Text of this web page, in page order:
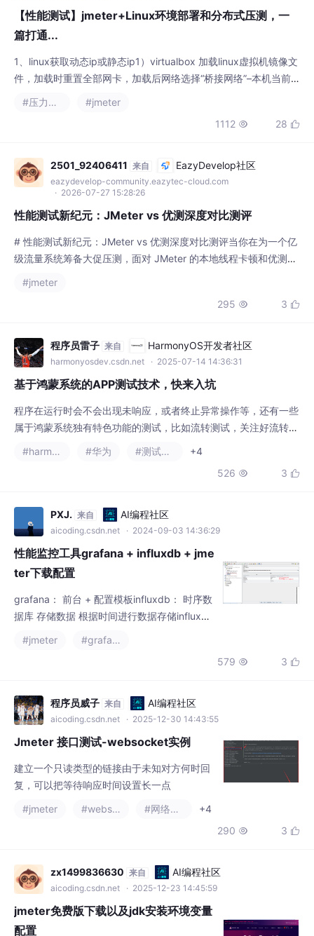
接口、自动化、性能测试等），
【性能测试】jmeter+Linux环境部署和分布式压测，一
篇打通...
1、linux获取动态ip或静态ip1）virtualbox 加载linux虚拟机镜像文
件，加载时重置全部网卡，加载后网络选择“桥接网络”–本机当前
值；3）#将 HWADDR 修改为上步的记录下来的值，BOOTPROT
O=dhcp，自动获取动态ip;4）#删除网络缓存文件；5）#重启网
#jmeter
1112  28 
2501_92406411 来自 EazyDevelop社区
eazydevelop-community.eazytec-cloud.com
· 2026-07-27 15:28:26
性能测试新纪元：JMeter vs 优测深度对比测评
# 性能测试新纪元：JMeter vs 优测深度对比测评当你在为一个亿
级流量系统筹备大促压测，面对 JMeter 的本地线程卡顿和优测的
JMeter 以开源、协议丰富著称，却在高并发与协作上暴露瓶颈；
优测（UTest 腾讯优测）作为云原生性能测试工具，主打百万并发
策四个维度展开对
#jmeter
295  3 
程序员雷子 来自 HarmonyOS开发者社区
harmonyosdev.csdn.net · 2025-07-14 14:36:31
基于鸿蒙系统的APP测试技术，快来入坑
程序在运行时会不会出现未响应，或者终止异常操作等，还有一些
属于鸿蒙系统独有特色功能的测试，比如流转测试，关注好流转交
#华为
+4
526  3 
PXJ. 来自 AI编程社区
aicoding.csdn.net · 2024-09-03 14:36:29
性能监控工具grafana + influxdb + jme
ter下载配置
grafana： 前台 + 配置模板influxdb： 时序数
据库 存储数据 根据时间进行数据存储influxd
fluxd进入influxdb的客户端模式： influxjmete
a的管理平台配置 -----gra
#jmeter
579  3 
程序员威子 来自 AI编程社区
aicoding.csdn.net · 2025-12-30 14:43:55
Jmeter 接口测试-websocket实例
建立一个只读类型的链接由于未知对方何时回
复，可以把等待响应时间设置长一点
#jmeter
+4
290  3 
zx1499836630 来自 AI编程社区
aicoding.csdn.net · 2025-12-23 14:45:59
jmeter免费版下载以及jdk安装环境变量
配置